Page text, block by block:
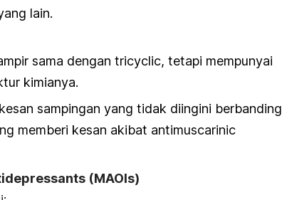
lain.
sama dengan tricyclic, tetapi mempunyai
kimianya.
sampingan yang tidak diingini berbanding
memberi kesan akibat antimuscarinic
(MAOIs)